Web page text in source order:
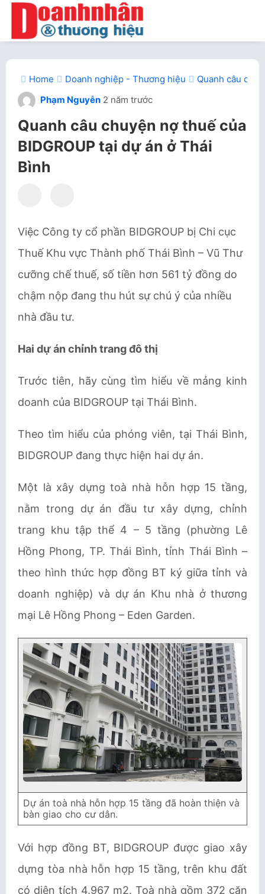
Home Doanh nghiệp - Thương hiệu
Quanh câu
Phạm Nguyễn 2 năm trước
Quanh câu chuyện nợ thuế của
BIDGROUP tại dự án ở Thái
Bình
Việc Công ty cổ phần BIDGROUP bị Chi cục
Thuế Khu vực Thành phố Thái Bình – Vũ Thư
cưỡng chế thuế, số tiền hơn 561 tỷ đồng do
chậm nộp đang thu hút sự chú ý của nhiều
nhà đầu tư.
Hai dự án chỉnh trang đô thị
Trước tiên, hãy cùng tìm hiểu về mảng kinh
doanh của BIDGROUP tại Thái Bình.
Theo tìm hiểu của phóng viên, tại Thái Bình,
BIDGROUP đang thực hiện hai dự án.
Một là xây dựng toà nhà hỗn hợp 15 tầng,
nằm trong dự án đầu tư xây dựng, chỉnh
trang khu tập thể 4 – 5 tầng (phường Lê
Hồng Phong, TP. Thái Bình, tỉnh Thái Bình –
theo hình thức hợp đồng BT ký giữa tỉnh và
doanh nghiệp) và dự án Khu nhà ở thương
mại Lê Hồng Phong – Eden Garden.
Dự án toà nhà hỗn hợp 15 tầng đã hoàn thiện và
bàn giao cho cư dân.
Với hợp đồng BT, BIDGROUP được giao xây
dựng tòa nhà hỗn hợp 15 tầng, trên khu đất
có diện tích 4.967 m2. Toà nhà gồm 372 căn